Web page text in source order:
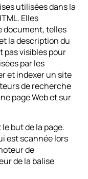
utilisées dans la
Elles
document, telles
la description du
pas visibles pour
par les
et indexer un site
de recherche
page Web et sur
but de la page.
est scannée lors
de
de la balise